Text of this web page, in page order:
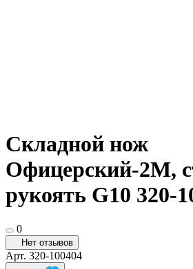
Складной нож
Офицерский-2М,
рукоять G10 320-
0
Нет отзывов
Арт. 320-100404